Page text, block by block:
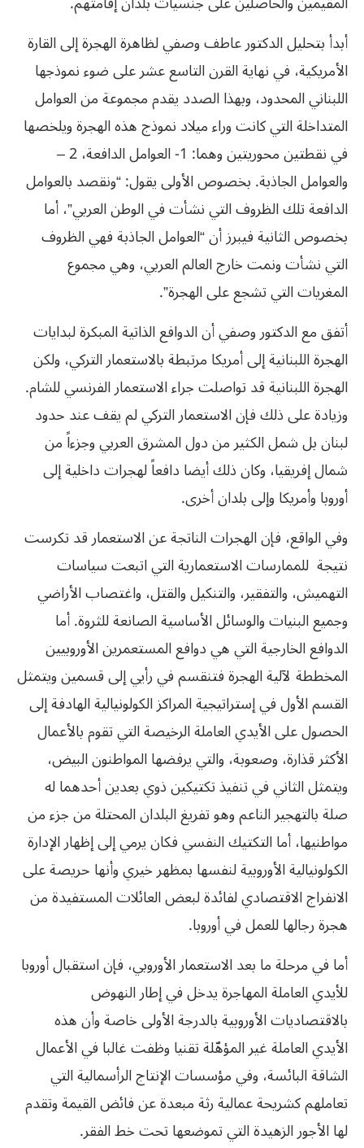
أبدأ بتحليل الدكتور عاطف وصفيلظاهرة الهجرة إلى القارة
الأمريكية، في نهاية القرن التاسع عشر على ضوء نموذجها
اللبناني المحدود، وبهذا الصدد يقدم مجموعة من العوامل
المتداخلة التي كانت وراء ميلاد نموذج هذه الهجرة ويلخصها
في نقطتين محوريتين وهما: 1- العوامل الدافعة، 2
–
والعوامل الجاذبة. بخصوص الأولى يقول: “ونقصد بالعوامل
الدافعة تلك الظروف التي نشأت في الوطن العربي”، أما
بخصوص الثانية فيبرز أن “العوامل الجاذبة فهي الظروف
التي نشأت ونمت خارج العالم العربي، وهي مجموع
المغريات التي تشجع على الهجرة”.
أتفق مع الدكتور وصفي أن الدوافع الذاتية المبكرة لبدايات
الهجرة اللبنانية إلى أمريكا مرتبطة بالاستعمار التركي، ولكن
الهجرة اللبنانية قد تواصلت جراء الاستعمار الفرنسي للشام.
وزيادة على ذلك فإن الاستعمار التركي لم يقف عند حدود
لبنان بل شمل الكثير من دول المشرق العربي وجزءاً من
شمال إفريقيا، وكان ذلك أيضا دافعاً لهجرات داخلية إلى
أوروبا وأمريكا وإلى بلدان أخرى.
وفي الواقع، فإن الهجرات الناتجة عن الاستعمار قد تكرست
نتيجة للممارسات الاستعمارية التي اتبعت سياسات
التهميش، والتفقير، والتنكيل والقتل، واغتصاب الأراضي
وجميع البنيات والوسائل الأساسية الصانعة للثروة. أما
الدوافع الخارجية التي هي دوافع المستعمرين الأوروبيين
المخططة لآلية الهجرة فتنقسم في رأيي إلى قسمين ويتمثل
القسم الأول في إستراتيجية المراكز الكولونيالية الهادفة إلى
الحصول على الأيدي العاملة الرخيصة التي تقوم بالأعمال
الأكثر قذارة، وصعوبة، والتي يرفضها المواطنون البيض،
ويتمثل الثاني في تنفيذ تكتيكين ذوي بعدين أحدهما له
صلة بالتهجير الناعم وهو تفريغ البلدان المحتلة من جزء من
مواطنيها، أما التكتيك النفسي فكان يرمي إلى إظهار الإدارة
الكولونيالية الأوروبية لنفسها بمظهر خيري وأنها حريصة على
الانفراج الاقتصادي لفائدة لبعض العائلات المستفيدة من
هجرة رجالها للعمل في أوروبا.
أما في مرحلة ما بعد الاستعمار الأوروبي، فإن استقبال أوروبا
للأيدي العاملة المهاجرة يدخل في إطار النهوض
بالاقتصاديات الأوروبية بالدرجة الأولى خاصة وأن هذه
الأيدي العاملة غير المؤهّلة تقنيا وظفت غالبا في الأعمال
الشاقة البائسة، وفي مؤسسات الإنتاج الرأسمالية التي
تعاملهم كشريحة عمالية رثة مبعدة عن فائض القيمة وتقدم
لها الأجور الزهيدة التي تموضعها تحت خط الفقر.